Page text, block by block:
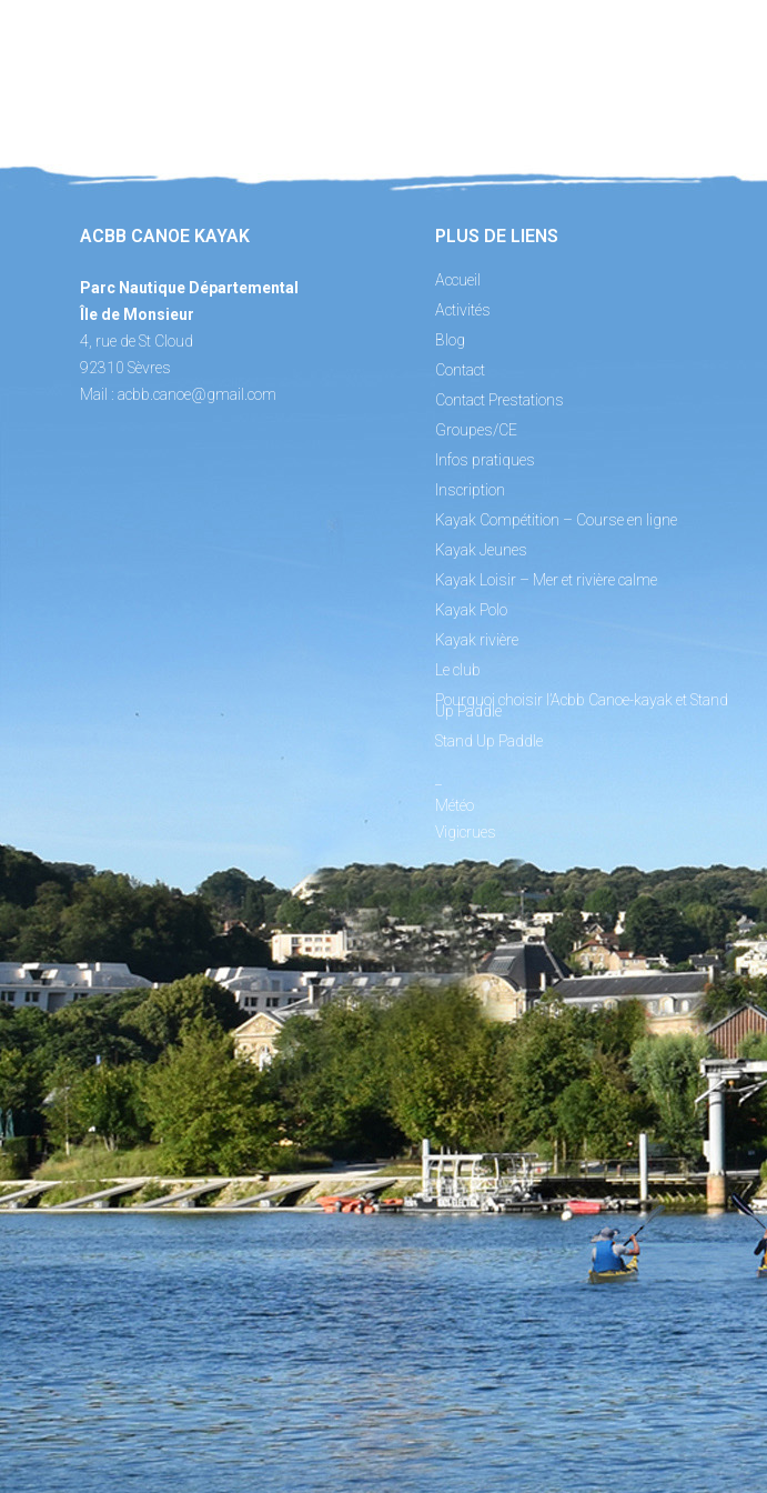
ACBB CANOE KAYAK
Parc Nautique Départemental
Île de Monsieur
4, rue de St Cloud
92310 Sèvres
Mail : acbb.canoe@gmail.com
PLUS DE LIENS
Accueil
Activités
Blog
Contact
Contact Prestations
Groupes/CE
Infos pratiques
Inscription
Kayak Compétition – Course en ligne
Kayak Jeunes
Kayak Loisir – Mer et rivière calme
Kayak Polo
Kayak rivière
Le club
Pourquoi choisir l’Acbb Canoe-kayak et Stand
Up Paddle
Stand Up Paddle
Météo
Vigicrues